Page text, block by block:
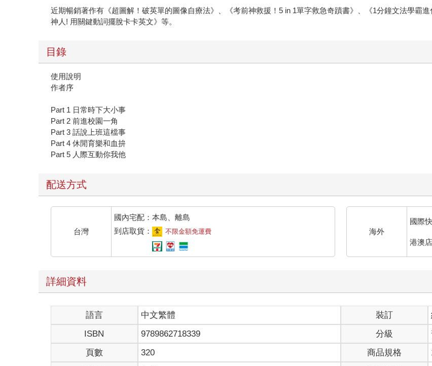
近期暢銷著作有《超圖解！破英單的圖像自療法》、《考前神救援！5 in 1單字救急奇蹟書》、《1分鐘文法學霸
神人! 用關鍵動詞擺脫卡卡英文》等。
目錄
使用說明
作者序
Part 1 日常時下大小事
Part 2 前進校園一角
Part 3 話說上班這檔事
Part 4 休閒育樂和血拚
Part 5 人際互動你我他
配送方式
台灣
國內宅配：本島、離島
到店取貨：
不限金額免運費 海外
國際
港澳
詳細資料
語言 中文繁體 裝訂
ISBN
9789862718339 分級
頁數
320 商品規格